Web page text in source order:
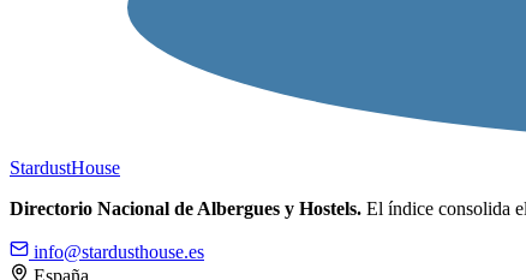
StardustHouse
Directorio Nacional de Albergues y Hostels. El índice consolida
info@stardusthouse.es